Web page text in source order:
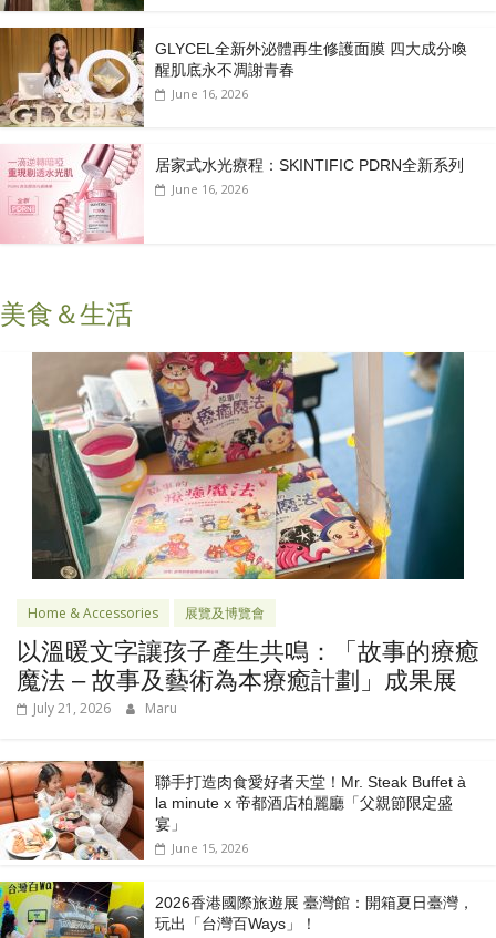
GLYCEL全新外泌體再生修護面膜 四大成分喚
醒肌底永不凋謝青春
June 16, 2026
居家式水光療程：SKINTIFIC PDRN全新系列
June 16, 2026
美食＆生活
Home & Accessories 展覽及博覽會
以溫暖文字讓孩子產生共鳴：「故事的療癒
魔法 – 故事及藝術為本療癒計劃」成果展
July 21, 2026 Maru
聯手打造肉食愛好者天堂！Mr. Steak Buffet à
la minute x 帝都酒店柏麗廳「⽗親節限定盛
宴」
June 15, 2026
2026香港國際旅遊展 臺灣館：開箱夏日臺灣，
玩出「台灣百Ways」！